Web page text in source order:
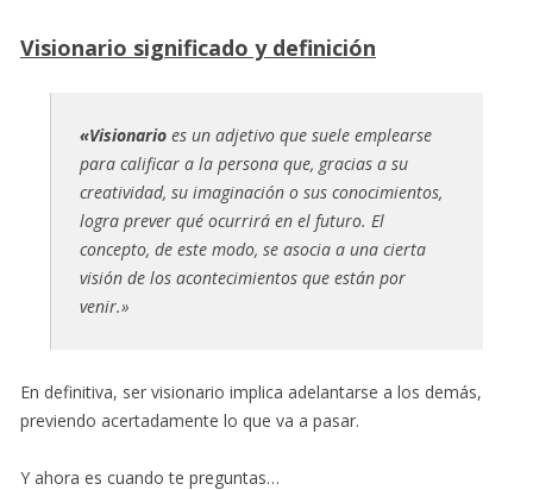
Visionario significado y definición
«Visionario es un adjetivo que suele emplearse
para calificar a la persona que, gracias a su
creatividad, su imaginación o sus conocimientos,
logra prever qué ocurrirá en el futuro. El
concepto, de este modo, se asocia a una cierta
visión de los acontecimientos que están por
venir.»
En definitiva, ser visionario implica adelantarse a los demás,
previendo acertadamente lo que va a pasar.
Y ahora es cuando te preguntas…